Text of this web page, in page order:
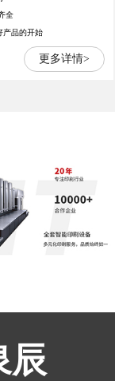
全
产品的开始
更多详情>
辰